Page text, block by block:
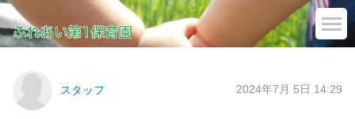
スタッフ 2024年7月 5日 14:29